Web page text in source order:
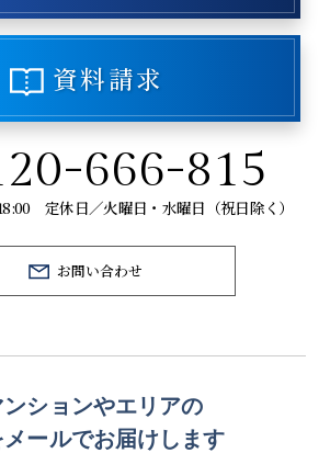
資料請求
666-815
定休日／火曜日・水曜日（祝日除く）
お問い合わせ
ンションやエリアの
ールでお届けします